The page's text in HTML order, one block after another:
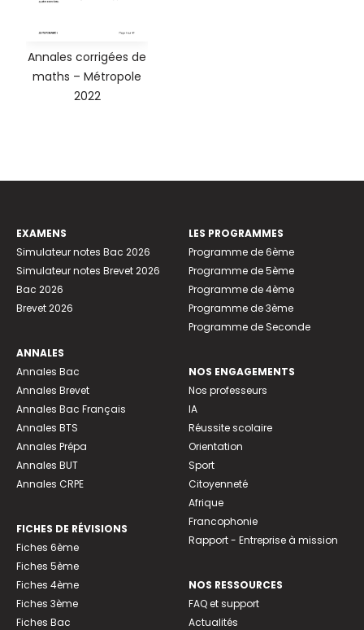
Annales corrigées de
maths – Métropole
2022
EXAMENS
Simulateur notes Bac 2026
Simulateur notes Brevet 2026
Bac 2026
Brevet 2026
ANNALES
Annales Bac
Annales Brevet
Annales Bac Français
Annales BTS
Annales Prépa
Annales BUT
Annales CRPE
FICHES DE RÉVISIONS
Fiches 6ème
Fiches 5ème
Fiches 4ème
Fiches 3ème
Fiches Bac
LES PROGRAMMES
Programme de 6ème
Programme de 5ème
Programme de 4ème
Programme de 3ème
Programme de Seconde
NOS ENGAGEMENTS
Nos professeurs
IA
Réussite scolaire
Orientation
Sport
Citoyenneté
Afrique
Francophonie
Rapport - Entreprise à mission
NOS RESSOURCES
FAQ et support
Actualités